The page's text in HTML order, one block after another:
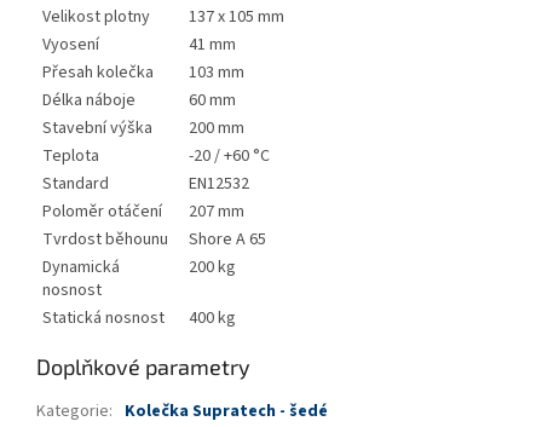
Velikost plotny
137 x 105 mm
Vyosení
41 mm
Přesah kolečka
103 mm
Délka náboje
60 mm
Stavební výška
200 mm
Teplota
-20 / +60 °C
Standard
EN12532
Poloměr otáčení
207 mm
Tvrdost běhounu
Shore A 65
Dynamická
nosnost
200 kg
Statická nosnost 400 kg
Doplňkové parametry
Kategorie: Kolečka Supratech - šedé